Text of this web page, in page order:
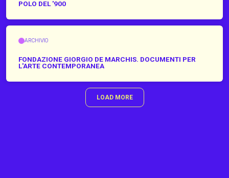
POLO DEL '900
ARCHIVIO
FONDAZIONE GIORGIO DE MARCHIS. DOCUMENTI PER
L'ARTE CONTEMPORANEA
LOAD MORE